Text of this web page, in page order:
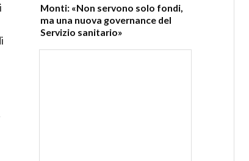
Monti: «Non servono solo fondi,
ma una nuova governance del
Servizio sanitario»